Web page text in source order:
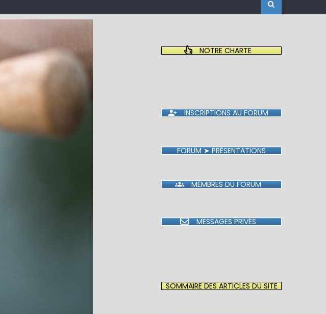
NOTRE CHARTE
INSCRIPTIONS AU FORUM
FORUM ➤ PRÉSENTATIONS
MEMBRES DU FORUM
MESSAGES PRIVÉS
SOMMAIRE DES ARTICLES DU SITE